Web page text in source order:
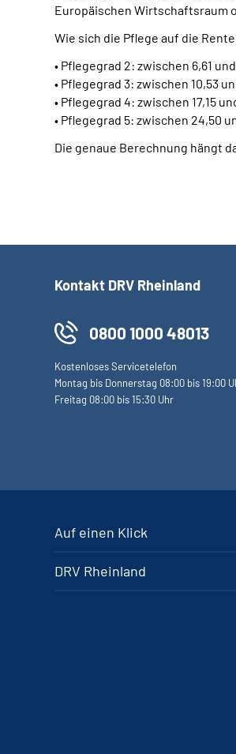
Europäischen Wirtschaftsraum
Wie sich die Pflege auf die
• Pflegegrad 2: zwischen 6,61
• Pflegegrad 3: zwischen 10,53
• Pflegegrad 4: zwischen 17,15
• Pflegegrad 5: zwischen 24,50
Die genaue Berechnung hängt
Kontakt DRV Rheinland
0800 1000 48013
Kostenloses Servicetelefon
Montag bis Donnerstag 08:00 bis 19:00
Freitag 08:00 bis 15:30 Uhr
Auf einen Klick
DRV Rheinland